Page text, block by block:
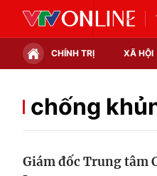
CHÍNH TRỊ XÃ HỘI
Chính trị
chống
Giám đốc Trung tâm